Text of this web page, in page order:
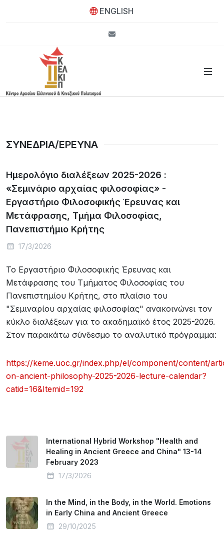
ENGLISH
ΣΥΝΕΔΡΙΑ/ΕΡΕΥΝΑ
Hμερολόγιο διαλέξεων 2025-2026 :
«Σεμινάριο αρχαίας φιλοσοφίας» -
Εργαστήριο Φιλοσοφικής Έρευνας και
Μετάφρασης, Τμήμα Φιλοσοφίας,
Πανεπιστήμιο Κρήτης
17/3/2026
Το Εργαστήριο Φιλοσοφικής Έρευνας και
Μετάφρασης του Τμήματος Φιλοσοφίας του
Πανεπιστημίου Κρήτης, στο πλαίσιο του
"Σεμιναρίου αρχαίας φιλοσοφίας" ανακοινώνει τον
κύκλο διαλέξεων για το ακαδημαϊκό έτος 2025-2026.
Στον παρακάτω σύνδεσμο το αναλυτικό πρόγραμμα:
https://keme.uoc.gr/index.php/el/component/content/
on-ancient-philosophy-2025-2026-lecture-calendar?
catid=16&Itemid=192
International Hybrid Workshop "Health and
Healing in Ancient Greece and China" 13-14
February 2023
17/3/2026
In the Mind, in the Body, in the World. Emotions
in Early China and Ancient Greece
29/10/2025